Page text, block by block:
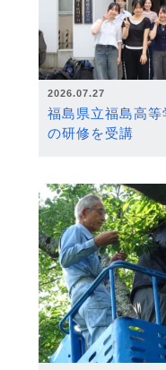
2026.07.27
福島県立福島高
の研修を受講